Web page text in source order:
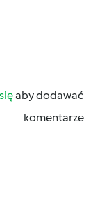
aby dodawać
komentarze